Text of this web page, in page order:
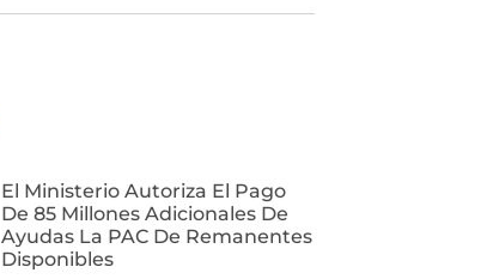
El Ministerio Autoriza El Pago
De 85 Millones Adicionales De
Ayudas La PAC De Remanentes
Disponibles